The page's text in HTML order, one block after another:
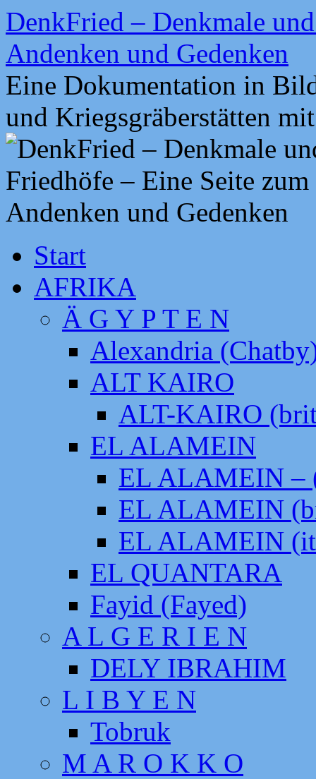
Zum
Inhalt
springen
DenkFried – Denkmale
Andenken und Gedenken
Eine Dokumentation in
und Kriegsgräberstätten
Start
AFRIKA
Ä G Y P T E N
Alexandria
ALT KAIRO
ALT-KAIRO
EL ALAMEIN
EL ALAMEIN –
EL ALAMEIN
EL ALAMEIN
EL QUANTARA
Fayid (Fayed)
A L G E R I E N
DELY IBRAHIM
L I B Y E N
Tobruk
M A R O K K O